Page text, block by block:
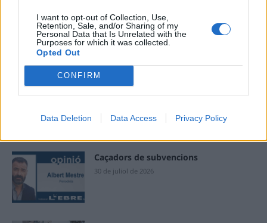
I want to opt-out of Collection, Use,
Retention, Sale, and/or Sharing of my
Personal Data that Is Unrelated with the
Purposes for which it was collected.
Opted Out
CONFIRM
Data Deletion Data Access Privacy Policy
ÚLTIMES NOTÍCIES
Blaumut lidera el cartell musical de les
31 de juliol de 2026
Caçadors de subvencions
30 de juliol de 2026